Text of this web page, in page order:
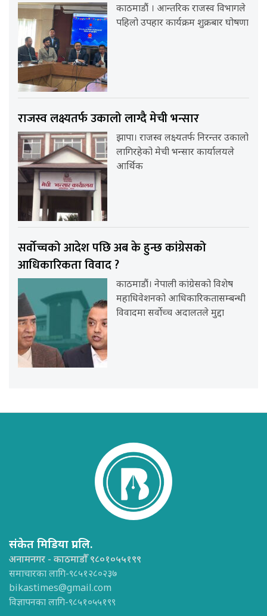
काठमाडौं । आन्तरिक राजस्व विभागले
पहिलो उपहार कार्यक्रम शुक्रबार घोषणा
राजस्व लक्ष्यतर्फ उकालो लाग्दै मेची भन्सार
झापा। राजस्व लक्ष्यतर्फ निरन्तर उकालो
लागिरहेको मेची भन्सार कार्यालयले
आर्थिक
सर्वोच्चको आदेश पछि अब के हुन्छ कांग्रेसको
आधिकारिकता विवाद ?
काठमाडौं। नेपाली कांग्रेसको विशेष
महाधिवेशनको आधिकारिकतासम्बन्धी
विवादमा सर्वोच्च अदालतले मुद्दा
संकेत मिडिया प्रा.लि.
अनामनगर - काठमाडौँ ९८०१०५५१९९
समाचारका लागि-९८५१२८०२३७
bikastimes@gmail.com
विज्ञापनका लागि-९८५१०५५१९९